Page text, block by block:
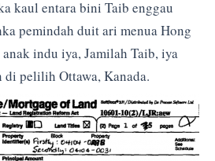
kaul entara bini Taib enggau
pemindah duit ari menua Hong
indu iya, Jamilah Taib, iya
di pelilih Ottawa, Kanada.